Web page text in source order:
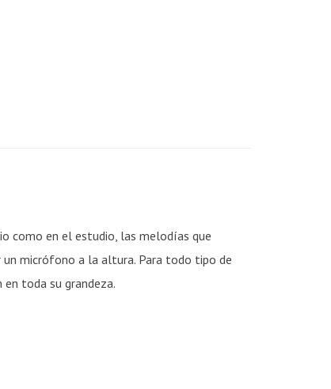
como en el estudio, las melodías que
un micrófono a la altura. Para todo tipo de
toda su grandeza.